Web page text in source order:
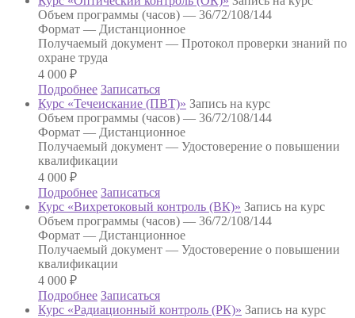
Объем программы (часов) — 36/72/108/144
Формат — Дистанционное
Получаемый документ — Протокол проверки знаний по
охране труда
4 000 ₽
Подробнее Записаться
Курс «Течеискание (ПВТ)» Запись на курс
Объем программы (часов) — 36/72/108/144
Формат — Дистанционное
Получаемый документ — Удостоверение о повышении
квалификации
4 000 ₽
Подробнее Записаться
Курс «Вихретоковый контроль (ВК)» Запись на курс
Объем программы (часов) — 36/72/108/144
Формат — Дистанционное
Получаемый документ — Удостоверение о повышении
квалификации
4 000 ₽
Подробнее Записаться
Курс «Радиационный контроль (РК)» Запись на курс